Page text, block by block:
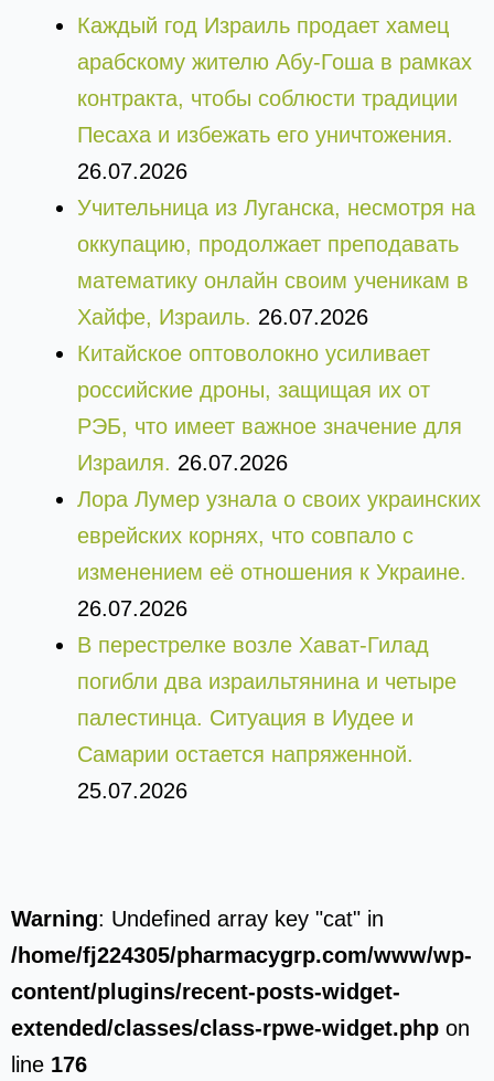
Каждый год Израиль продает хамец
арабскому жителю Абу-Гоша в рамках
контракта, чтобы соблюсти традиции
Песаха и избежать его уничтожения.
26.07.2026
Учительница из Луганска, несмотря на
оккупацию, продолжает преподавать
математику онлайн своим ученикам в
Хайфе, Израиль. 26.07.2026
Китайское оптоволокно усиливает
российские дроны, защищая их от
РЭБ, что имеет важное значение для
Израиля. 26.07.2026
Лора Лумер узнала о своих украинских
еврейских корнях, что совпало с
изменением её отношения к Украине.
26.07.2026
В перестрелке возле Хават-Гилад
погибли два израильтянина и четыре
палестинца. Ситуация в Иудее и
Самарии остается напряженной.
25.07.2026
Warning: Undefined array key "cat" in
/home/fj224305/pharmacygrp.com/www/wp-
content/plugins/recent-posts-widget-
extended/classes/class-rpwe-widget.php on
line 176